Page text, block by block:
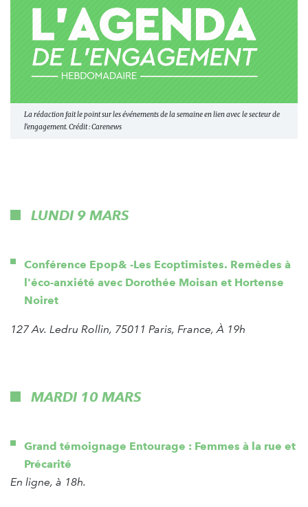
La rédaction fait le point sur les événements de la semaine en lien avec le secteur de
l'engagement. Crédit : Carenews
LUNDI 9 MARS
Conférence Epop& -Les Ecoptimistes. Remèdes à
l'éco-anxiété avec Dorothée Moisan et Hortense
Noiret
127 Av. Ledru Rollin, 75011 Paris, France, À 19h
MARDI 10 MARS
Grand témoignage Entourage : Femmes à la rue et
Précarité
En ligne, à 18h.